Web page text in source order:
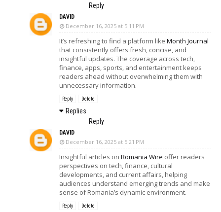
Reply
DAVID
December 16, 2025 at 5:11 PM
It’s refreshing to find a platform like Month Journal
that consistently offers fresh, concise, and
insightful updates. The coverage across tech,
finance, apps, sports, and entertainment keeps
readers ahead without overwhelming them with
unnecessary information.
Reply Delete
Replies
Reply
DAVID
December 16, 2025 at 5:21 PM
Insightful articles on Romania Wire offer readers
perspectives on tech, finance, cultural
developments, and current affairs, helping
audiences understand emerging trends and make
sense of Romania’s dynamic environment.
Reply Delete